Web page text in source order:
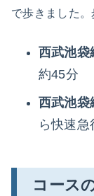
で歩きました。
西武池袋
約45分
西武池袋
ら快速急
コース